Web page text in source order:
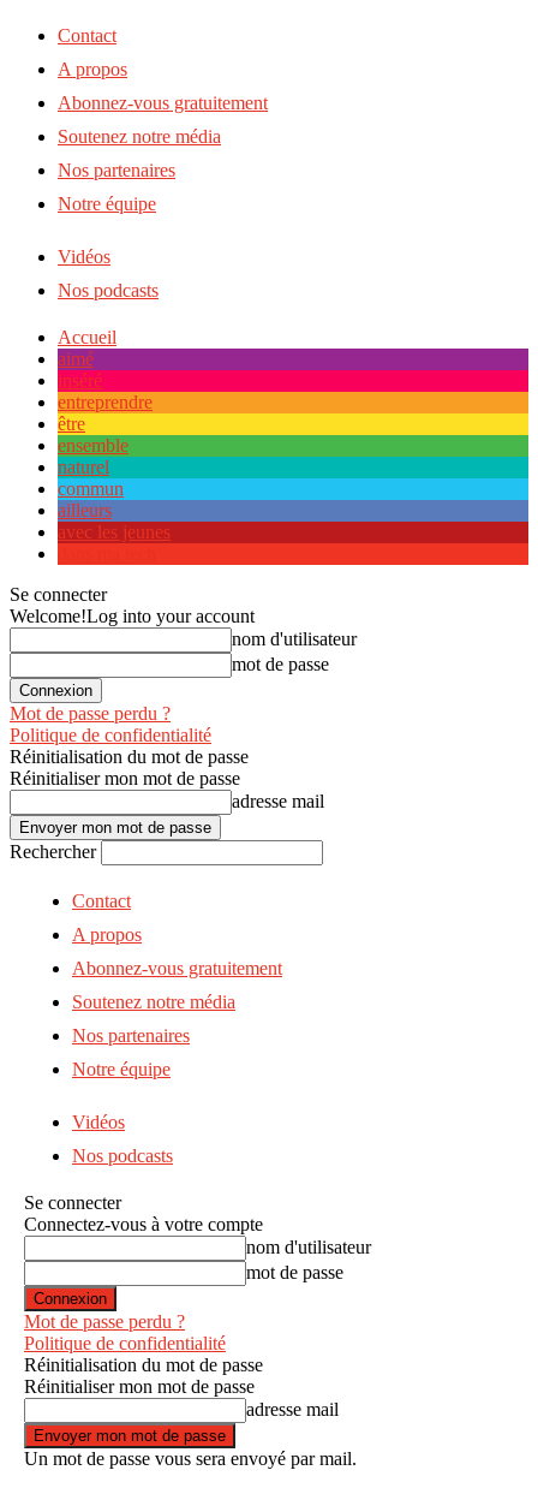
Contact
A propos
Abonnez-vous gratuitement
Soutenez notre média
Nos partenaires
Notre équipe
Vidéos
Nos podcasts
Accueil
aimé
inséré
entreprendre
être
ensemble
naturel
commun
ailleurs
avec les jeunes
Se connecter
Welcome!Log into your account
nom d'utilisateur
mot de passe
Mot de passe perdu ?
Politique de confidentialité
Réinitialisation du mot de passe
Réinitialiser mon mot de passe
adresse mail
Rechercher
Contact
A propos
Abonnez-vous gratuitement
Soutenez notre média
Nos partenaires
Notre équipe
Vidéos
Nos podcasts
Se connecter
Connectez-vous à votre compte
nom d'utilisateur
mot de passe
Mot de passe perdu ?
Politique de confidentialité
Réinitialisation du mot de passe
Réinitialiser mon mot de passe
adresse mail
Un mot de passe vous sera envoyé par mail.